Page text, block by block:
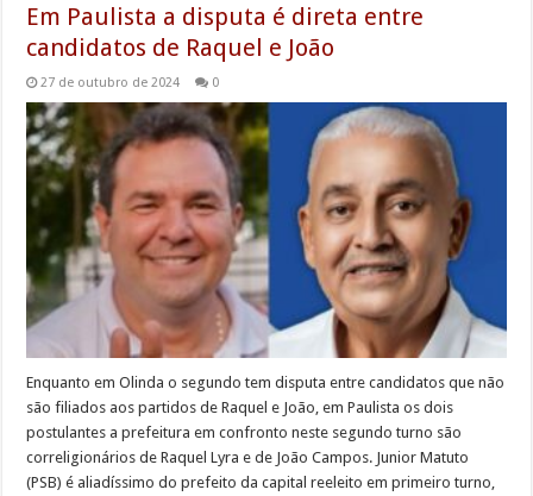
Em Paulista a disputa é direta entre
candidatos de Raquel e João
27 de outubro de 2024 0
Enquanto em Olinda o segundo tem disputa entre candidatos que não
são filiados aos partidos de Raquel e João, em Paulista os dois
postulantes a prefeitura em confronto neste segundo turno são
correligionários de Raquel Lyra e de João Campos. Junior Matuto
(PSB) é aliadíssimo do prefeito da capital reeleito em primeiro turno,